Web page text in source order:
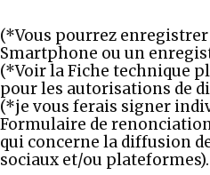
(*Vous pourrez enregistrer
Smartphone ou un
(*Voir la Fiche technique
pour les autorisations de
(*je vous ferais signer
Formulaire de
qui concerne la diffusion
sociaux et/ou plateformes).